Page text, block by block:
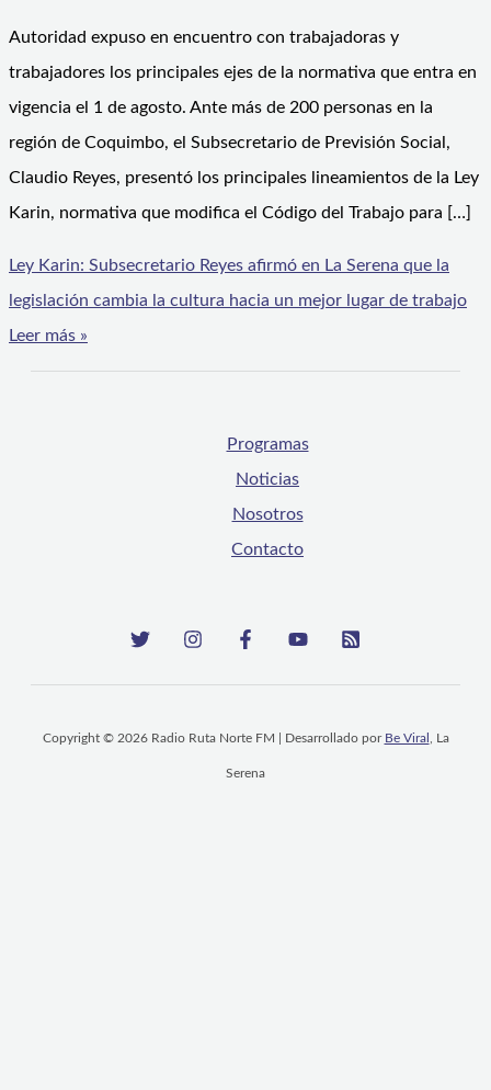
Autoridad expuso en encuentro con trabajadoras y
trabajadores los principales ejes de la normativa que entra en
vigencia el 1 de agosto. Ante más de 200 personas en la
región de Coquimbo, el Subsecretario de Previsión Social,
Claudio Reyes, presentó los principales lineamientos de la Ley
Karin, normativa que modifica el Código del Trabajo para […]
Ley Karin: Subsecretario Reyes afirmó en La Serena que la
legislación cambia la cultura hacia un mejor lugar de trabajo
Leer más »
Programas
Noticias
Nosotros
Contacto
Copyright © 2026 Radio Ruta Norte FM | Desarrollado por Be Viral , La
Serena